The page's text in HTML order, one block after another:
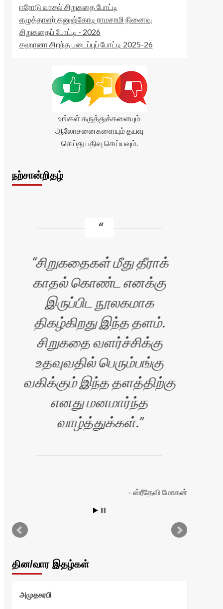
ஈரோடு வாசல் சிறுகதை போட்டி
எழுத்தாளர் தனுஷ்கோடி ராமசாமி நினைவு
சிறுகதைப் போட்டி - 2026
சஹானா சிறந்த படைப்புப் போட்டி 2025-26
உங்கள் கருத்துக்களையும்
ஆலோசனைகளையும் தயவு
செய்து பதிவு செய்யவும்.
நற்சான்றிதழ்
சிறுகதைகள் மீது தீராக்
காதல் கொண்ட எனக்கு
இருப்பிட நூலகமாக
திகழ்கிறது இந்த தளம்.
சிறுகதை வளர்ச்சிக்கு
உதவுவதில் பெரும்பங்கு
வகிக்கும் இந்த தளத்திற்கு
எனது மனமார்ந்த
வாழ்த்துக்கள்.
ஸ்ரீதேவி மோகன்
தின/வார இதழ்கள்
அமுதசுரபி